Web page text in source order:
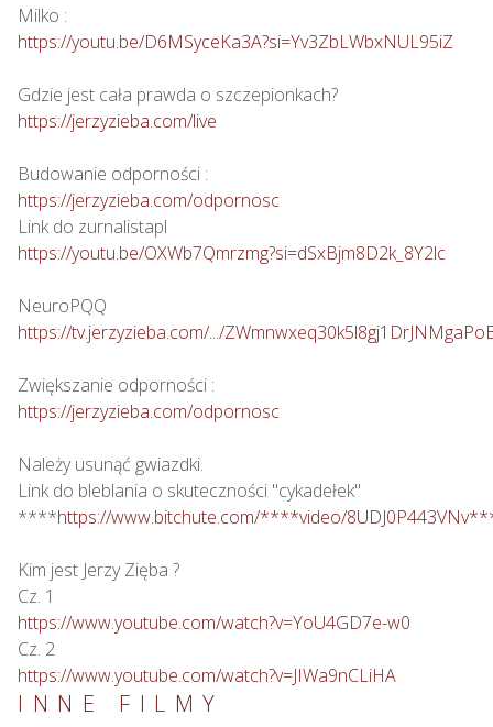
https://youtu.be/D6MSyceKa3A?si=Yv3ZbLWbxNUL95iZ
https://jerzyzieba.com/live
https://jerzyzieba.com/odpornosc
https://youtu.be/OXWb7Qmrzmg?si=dSxBjm8D2k_8Y2lc
https://tv.jerzyzieba.com/.../
https://jerzyzieba.com/odpornosc
Należy usunąć gwiazdki.
Link do bleblania o skuteczności "cykadełek"
****https://www.bitchute.com/****video/
Kim jest Jerzy Zięba ?
https://www.youtube.com/watch?v=YoU4GD7e-w0
https://www.youtube.com/watch?v=JIWa9nCLiHA
INNE FILMY